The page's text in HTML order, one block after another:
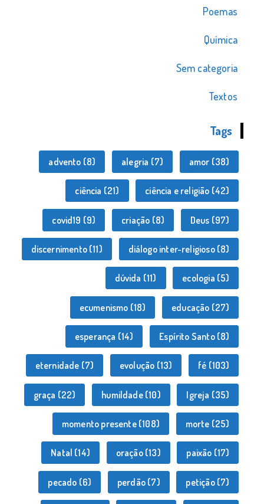
Poemas
Química
Sem categoria
Textos
Tags
advento (8) alegria (7) amor (38)
ciência (21) ciência e religião (42)
covid19 (9) criação (8) Deus (97)
discernimento(11) diálogo inter-religioso(8)
dúvida (11) ecologia (5)
ecumenismo (18) educação (27)
esperança (14) Espírito Santo(8)
eternidade (7) evolução (13) fé (103)
graça (22) humildade(10) Igreja (35)
momento presente(108) morte (25)
Natal (14) oração(13) paixão (17)
pecado (6) perdão(7) petição(7)